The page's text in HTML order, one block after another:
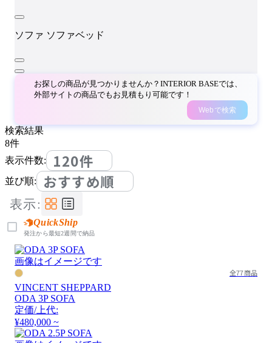
ソファ ソファベッド
お探しの商品が見つかりませんか？INTERIOR BASEでは、
外部サイトの商品でもお見積もり可能です！
Webで検索
検索結果
8件
表示件数:
120件
並び順: おすすめ順
表示:
QuickShip
発注から最短2週間で納品
画像はイメージです
全77商品
VINCENT SHEPPARD
ODA 3P SOFA
定価/上代:
¥480,000 ~